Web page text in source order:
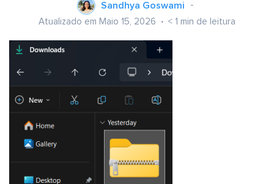
Sandhya Goswami
Atualizado em Maio 15, 2026 < 1 min de leitura